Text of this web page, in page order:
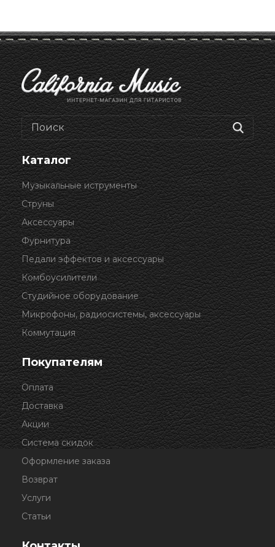
Каталог
Музыкальные иструменты
Струны
Аксессуары
Фурнитура
Педали эффектов и аксессуары
Комбоусилители
Студийное оборудование
Микрофоны, радиосистемы, аксессуары
Коммутация
Покупателям
Оплата
Доставка
Акции
Система скидок
Оформление заказа
Возврат
Услуги
Статьи